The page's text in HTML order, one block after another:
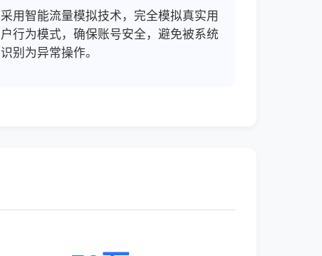
采用智能流量模拟技术，完全模拟真实用
户行为模式，确保账号安全，避免被系统
识别为异常操作。